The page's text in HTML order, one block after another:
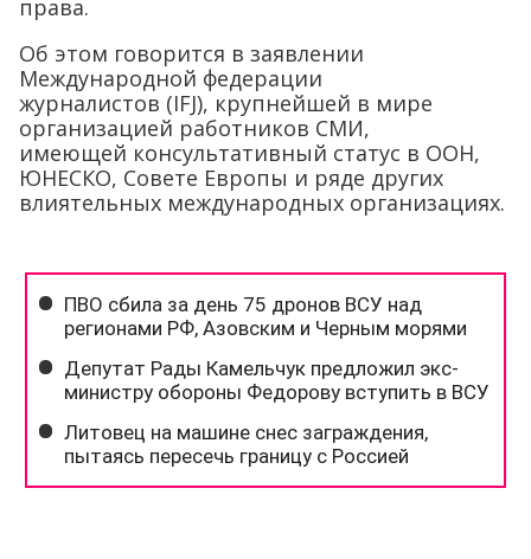
права.
Об этом говорится в заявлении
Международной федерации
журналистов (IFJ), крупнейшей в мире
организацией работников СМИ,
имеющей консультативный статус в ООН,
ЮНЕСКО, Совете Европы и ряде других
влиятельных международных организациях.